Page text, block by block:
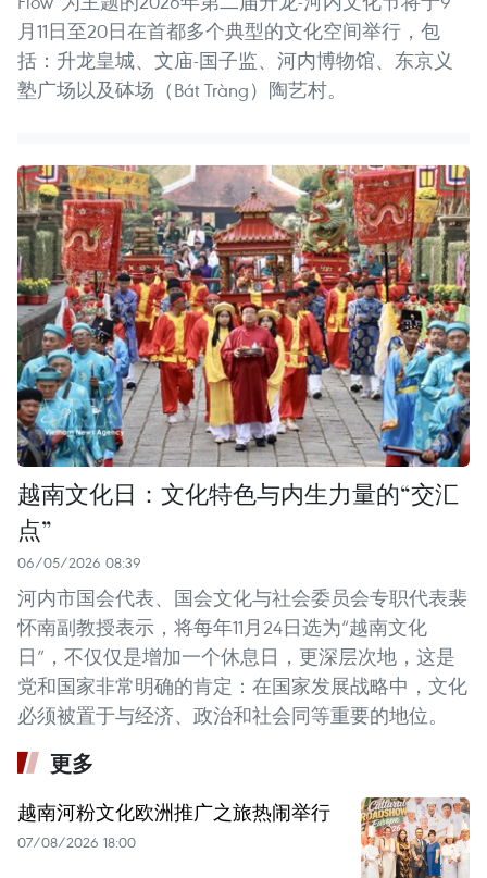
月11日至20日在首都多个典型的文化空间举行，包
括：升龙皇城、文庙-国子监、河内博物馆、东京义
塾广场以及砵场（Bát Tràng）陶艺村。
越南文化日：文化特色与内生力量的“交汇
点”
06/05/2026 08:39
河内市国会代表、国会文化与社会委员会专职代表裴
怀南副教授表示，将每年11月24日选为“越南文化
日”，不仅仅是增加一个休息日，更深层次地，这是
党和国家非常明确的肯定：在国家发展战略中，文化
必须被置于与经济、政治和社会同等重要的地位。
更多
越南河粉文化欧洲推广之旅热闹举行
07/08/2026 18:00